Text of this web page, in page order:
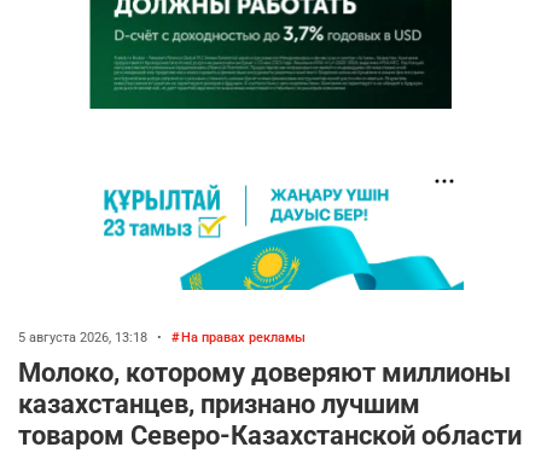
5 августа 2026, 13:18 • На правах рекламы
Молоко, которому доверяют миллионы
казахстанцев, признано лучшим
товаром Северо-Казахстанской области